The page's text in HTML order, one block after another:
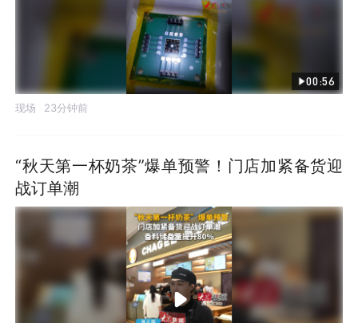
00:56
现场 23分钟前
“秋天第一杯奶茶”爆单预警！门店加紧备货迎
战订单潮